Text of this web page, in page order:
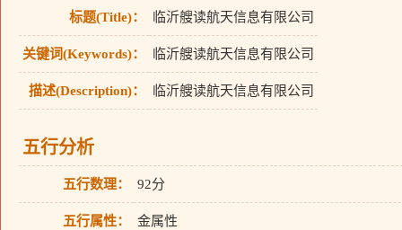
标题(Title)： 临沂艘读航天信息有限公司
关键词(Keywords)： 临沂艘读航天信息有限公司
描述(Description)： 临沂艘读航天信息有限公司
五行分析
五行数理： 92分
五行属性： 金属性